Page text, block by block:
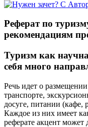
Реферат по
рекомендациям
Туризм как
себя много
Речь идет о
транспорте,
досуге, питании (кафе,
Каждое из них имеет
реферате акцент может